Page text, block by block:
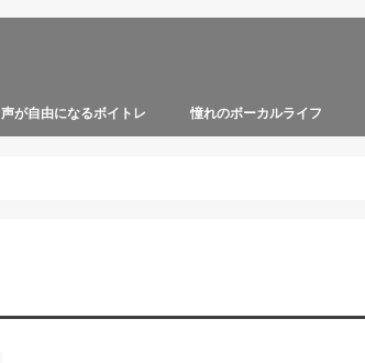
声が自由になるボイトレ 憧れのボーカルライフ